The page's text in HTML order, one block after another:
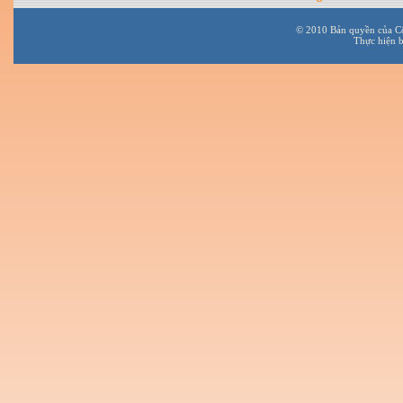
© 2010 Bản quyền của
Thực hiện